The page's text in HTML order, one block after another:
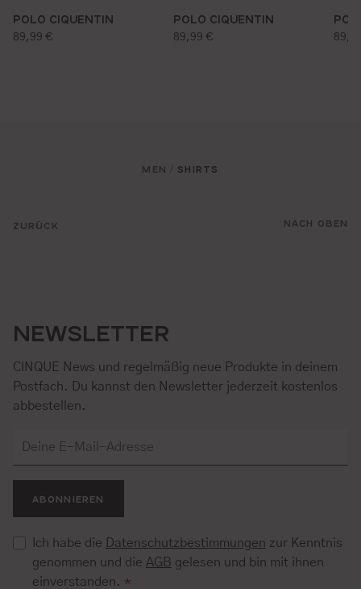
POLO CIQUENTIN
regulärer preis:
89,99 €
POLO CIQUENTIN
regulärer preis:
89,99 €
ZURÜCK
MEN SHIRTS
NACH OBEN
NEWSLETTER
CINQUE News und regelmäßig neue Produkte in deinem
Postfach. Du kannst den Newsletter jederzeit kostenlos
abbestellen.
ABONNIEREN
Ich habe die Datenschutzbestimmungen zur Kenntnis
genommen und die AGB gelesen und bin mit ihnen
einverstanden. *